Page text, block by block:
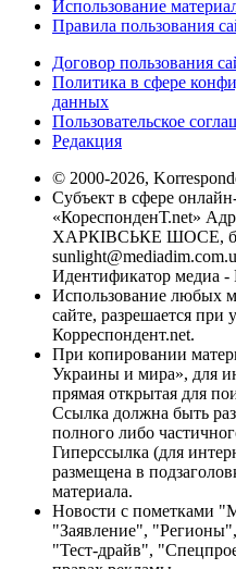
Использование
Правила пользования
Договор пользования
Политика в сфере
данных
Пользовательское
Редакция
© 2000-2026,
Субъект в сфере
«КореспонденТ.net»
ХАРКІВСЬКЕ ШОСЕ,
Идентификатор медиа -
Использование любых
сайте, разрешается при
Корреспондент.net.
При копировании
Украины и мира», для
прямая открытая для
Ссылка должна быть
полного либо
Гиперссылка (для
размещена в
материала.
Новости с пометками
"Заявление",
"Тест-драйв",